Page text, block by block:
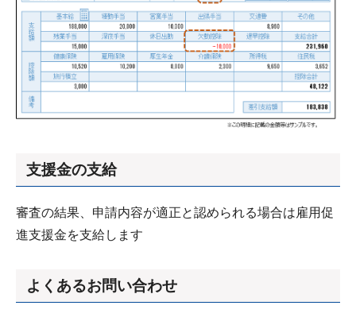
支援金の支給
審査の結果、申請内容が適正と認められる場合は雇用促
進支援金を支給します
よくあるお問い合わせ